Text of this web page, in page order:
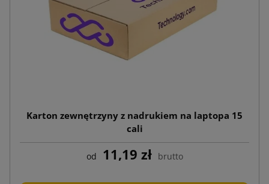
Karton zewnętrzyny z nadrukiem na laptopa 15
cali
od 11,19 zł brutto